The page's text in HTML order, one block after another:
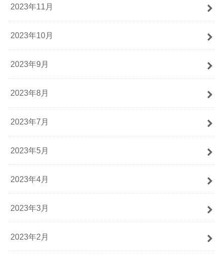
2023年11月
2023年10月
2023年9月
2023年8月
2023年7月
2023年5月
2023年4月
2023年3月
2023年2月